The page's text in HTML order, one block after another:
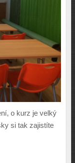
o kurz je velký
si tak zajistíte